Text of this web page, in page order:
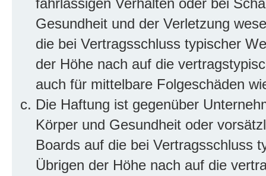
Gesundheit und der Verletzung
die bei Vertragsschluss typischer
der Höhe nach auf die
auch für mittelbare Folgeschäden
Die Haftung ist gegenüber
Körper und Gesundheit oder
Boards auf die bei Vertragsschluss
Übrigen der Höhe nach auf die